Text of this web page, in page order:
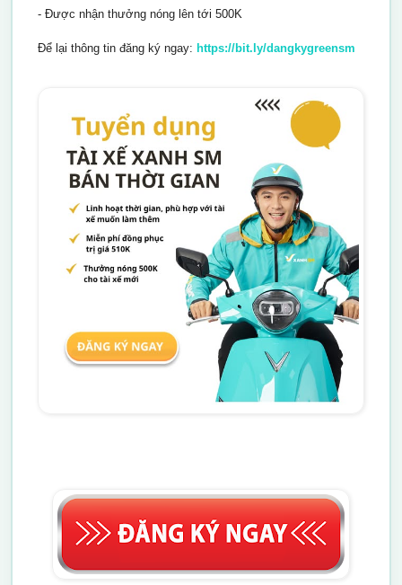
- Được nhận thưởng nóng lên tới 500K
Để lại thông tin đăng ký ngay: https://bit.ly/dangkygreensm